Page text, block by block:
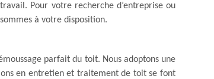
Pour votre recherche d’entreprise ou
à votre disposition.
parfait du toit. Nous adoptons une
en entretien et traitement de toit se font